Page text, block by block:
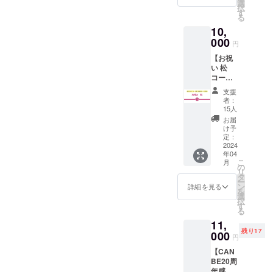
る５つ
時間：
15分) -
ヴィ
ジュア
ル・ト
レーニ
ング入
門(収録
時間：
17分) -
男磨
き・モ
テテク
講座(収
録時
分) -
ヴィ
クリエ
イト(収
録時
間：14
分) -
「メ
生と性
ビュー
ティ特
別編）
(収録時
間：17
分) -こ
れから
の時代
を輝い
て生き
る５つ
のヒン
ト(収録
時間：
15分) -
ジュア
ル・ト
門(収録
時間：
17分) -
男磨
き・モ
らか
に、セ
クシー
に、私
が動き
出す。
世界最
高の
フェム
テッ
ク」
（ダウ
ンロー
ドURL
をメー
付）
2024年
4月26日
(金)18:0
0～
20:00
CANBE
20周年
感謝祭
参加
権 ・
お礼
メッ
セージ
メール
・PDF
教材(44
ペー
まない
のラビ
リンス
／ギリ
ギリな
分間
法：
メール
に視聴
ページ
の
URL、
視聴方
法を記
載しま
す。 ・
動画教
材／東
洋医学
と膣ケ
ア基礎
講座
（船水
39分
間 提
供方
法：
メール
選
択
す
る
10,
000 円
【お祝
い 松
コー
ス】※郵
送はさ
れませ
ん。※提
供方
法：
メール
にURL
を記載
しま
す。 イ
ベント
への参
きない
けど...
応援し
たい！
フェム
支援
者：
15人
お届
け予
定：
2024
年04
月
詳細を見る
こ
の
リ
タ
ー
ン
を
選
択
す
る
11,
000 円
残り17
【CAN
BE20周